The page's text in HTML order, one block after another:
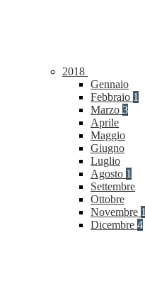
2018
Gennaio
Febbraio 1
Marzo 3
Aprile
Maggio
Giugno
Luglio
Agosto 1
Settembre
Ottobre
Novembre 1
Dicembre 4